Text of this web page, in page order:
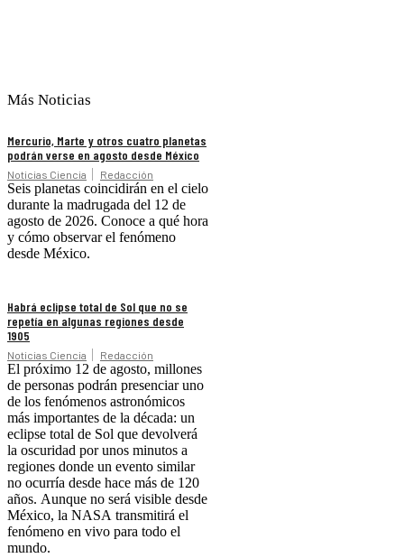
Más Noticias
Mercurio, Marte y otros cuatro planetas
podrán verse en agosto desde México
Noticias Ciencia Redacción
Seis planetas coincidirán en el cielo
durante la madrugada del 12 de
agosto de 2026. Conoce a qué hora
y cómo observar el fenómeno
desde México.
Habrá eclipse total de Sol que no se
repetía en algunas regiones desde
1905
Noticias Ciencia Redacción
El próximo 12 de agosto, millones
de personas podrán presenciar uno
de los fenómenos astronómicos
más importantes de la década: un
eclipse total de Sol que devolverá
la oscuridad por unos minutos a
regiones donde un evento similar
no ocurría desde hace más de 120
años. Aunque no será visible desde
México, la NASA transmitirá el
fenómeno en vivo para todo el
mundo.